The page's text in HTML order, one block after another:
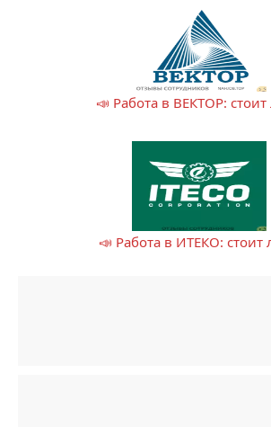
📣 Работа в ВЕКТОР: стоит
📣 Работа в ИТЕКО: стоит